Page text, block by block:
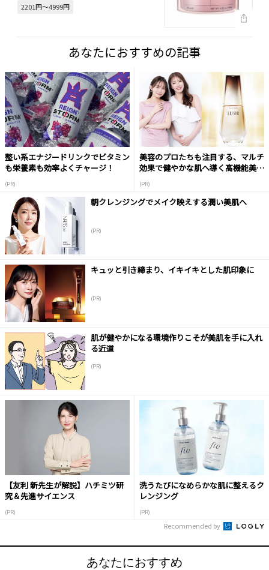
2201円～4999円
あなたにおすすめの記事
整い系エナジードリンクでビタミン
も栄養素も効率よくチャージ！
(PR)
美容のプロたちも注目する、マルチ
効果で健やかな肌へ導く高機能美容
(PR)
朝クレンジングでメイク映えする潤い美肌へ
(PR)
キュッと引き締まり、イキイキとした肌印象に
(PR)
肌が健やかになる環境作りこそが美肌を手に入れ
る近道
(PR)
【友利 新先生が解説】ハチミツ研
究＆先進サイエンス
(PR)
洗うたびになめらかな肌に整えるク
レンジング
(PR)
Recommended by
あなたにおすすめ